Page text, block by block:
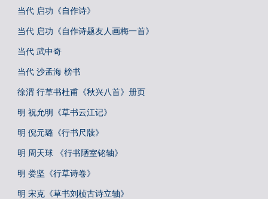
当代 启功《自作诗》
当代 启功《自作诗题友人画梅一首》
当代 武中奇
当代 沙孟海 榜书
徐渭 行草书杜甫《秋兴八首》册页
明 祝允明《草书云江记》
明 倪元璐《行书尺牍》
明 周天球 《行书陋室铭轴》
明 娄坚《行草诗卷》
明 宋克《草书刘桢古诗立轴》